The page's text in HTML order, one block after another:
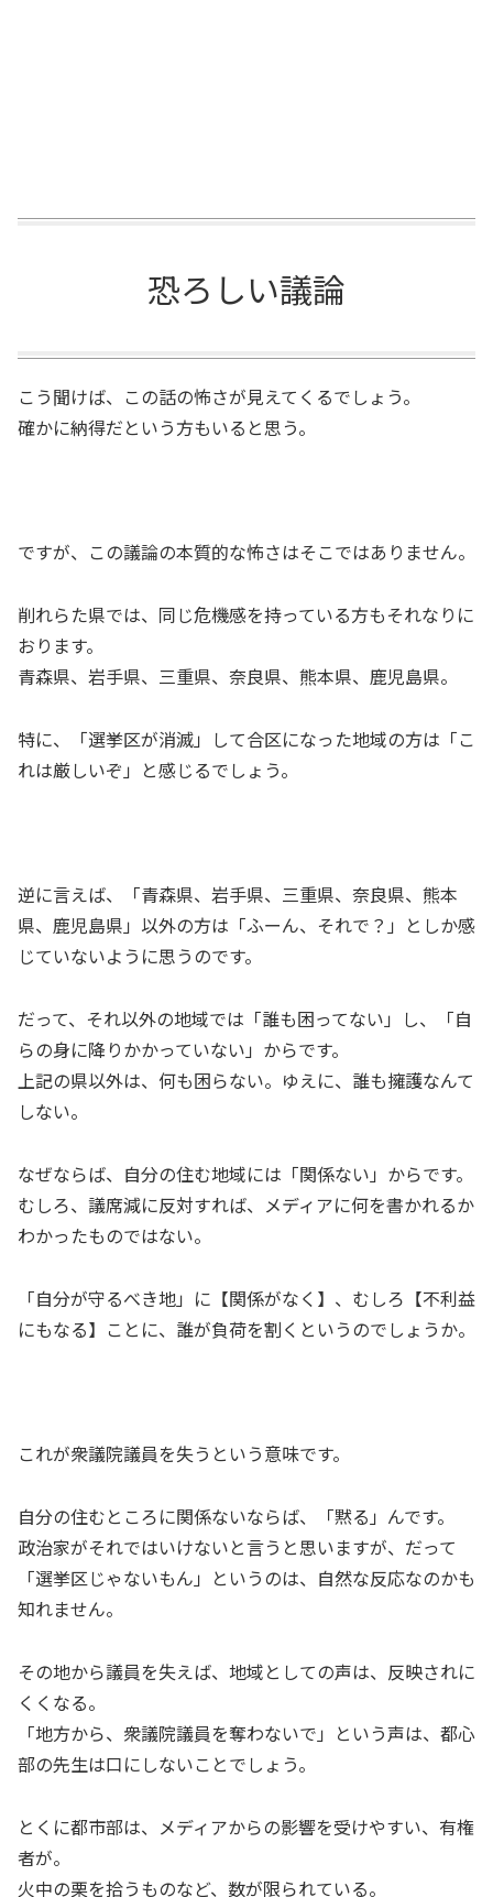
恐ろしい議論
こう聞けば、この話の怖さが見えてくるでしょう。
確かに納得だという方もいると思う。
ですが、この議論の本質的な怖さはそこではありません。
削れらた県では、同じ危機感を持っている方もそれなりに
おります。
青森県、岩手県、三重県、奈良県、熊本県、鹿児島県。
特に、「選挙区が消滅」して合区になった地域の方は「こ
れは厳しいぞ」と感じるでしょう。
逆に言えば、「青森県、岩手県、三重県、奈良県、熊本
県、鹿児島県」以外の方は「ふーん、それで？」としか感
じていないように思うのです。
だって、それ以外の地域では「誰も困ってない」し、「自
らの身に降りかかっていない」からです。
上記の県以外は、何も困らない。ゆえに、誰も擁護なんて
しない。
なぜならば、自分の住む地域には「関係ない」からです。
むしろ、議席減に反対すれば、メディアに何を書かれるか
わかったものではない。
「自分が守るべき地」に【関係がなく】、むしろ【不利益
にもなる】ことに、誰が負荷を割くというのでしょうか。
これが衆議院議員を失うという意味です。
自分の住むところに関係ないならば、「黙る」んです。
政治家がそれではいけないと言うと思いますが、だって
「選挙区じゃないもん」というのは、自然な反応なのかも
知れません。
その地から議員を失えば、地域としての声は、反映されに
くくなる。
「地方から、衆議院議員を奪わないで」という声は、都心
部の先生は口にしないことでしょう。
とくに都市部は、メディアからの影響を受けやすい、有権
者が。
火中の栗を拾うものなど、数が限られている。